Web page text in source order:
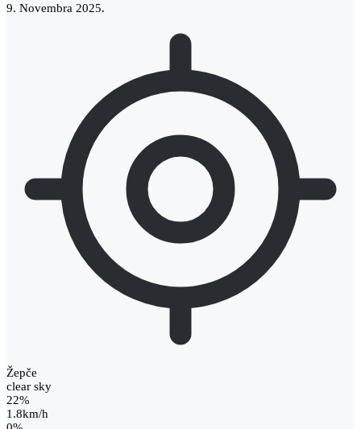
9. Novembra 2025.
Žepče
clear sky
22%
1.8km/h